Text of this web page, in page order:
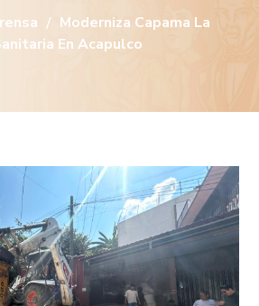
Moderniza Capama La
En Acapulco